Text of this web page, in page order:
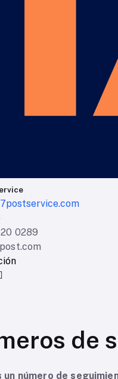
0289
de
un número de